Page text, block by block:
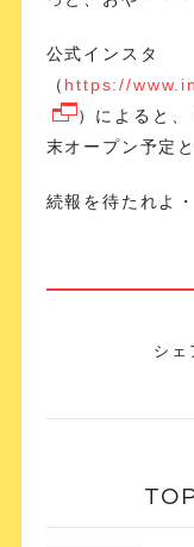
公式インスタ
（ https://
）によると、
末オープン予定
続報を待たれよ
シェ